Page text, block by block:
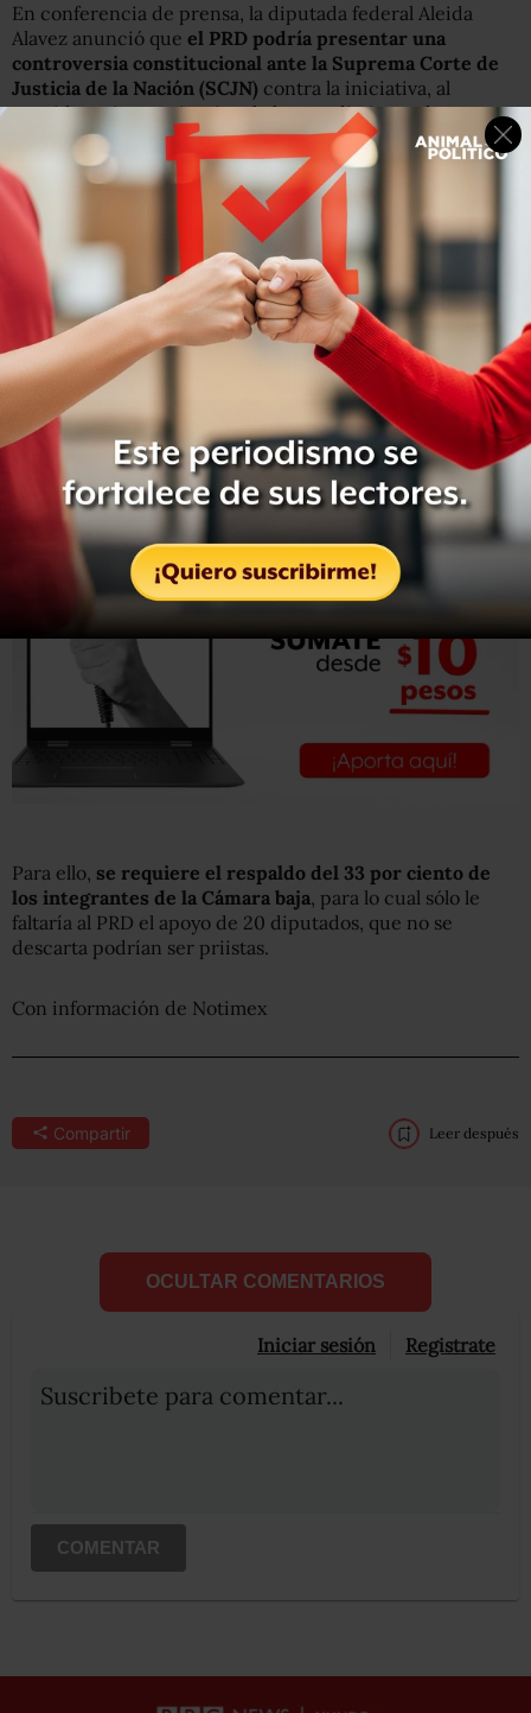
En conferencia de prensa, la diputada federal Aleida
Alavez anunció que el PRD podría presentar una
controversia constitucional ante la Suprema Corte de
Justicia de la Nación (SCJN) contra la iniciativa, al
considerar inconstitucional el procedimiento de
iniciativa preferente, porque esta figura constitucional
carece todavía de reglamento.
Explicó que el próximo martes en la sesión ordinaria de la
Cámara de Diputados se presentará un punto de
acuerdo, para
solicitar que el órgano legislativo
presente la controversia ante la Suprema Corte.
En caso de que no prospere este mecanismo, agregó, se
presentaría una acción de inconstitucionalidad, que es
otra figura distinta, pero que tendría como consecuencia
la suspensión del procedimiento.
Para ello, se requiere el respaldo del 33 por ciento de
los integrantes de la Cámara baja , para lo cual sólo le
faltaría al PRD el apoyo de 20 diputados, que no se
descarta podrían ser priistas.
Con información de Notimex
Compartir Leer después
OCULTAR COMENTARIOS
Iniciar sesión Registrate
Suscribete para comentar...
COMENTAR